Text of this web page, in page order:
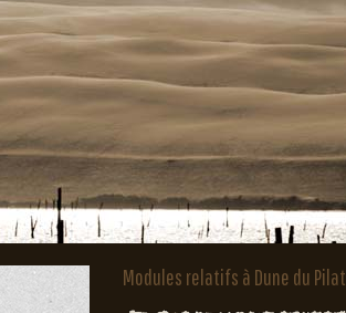
Modules relatifs à Dune du Pilat